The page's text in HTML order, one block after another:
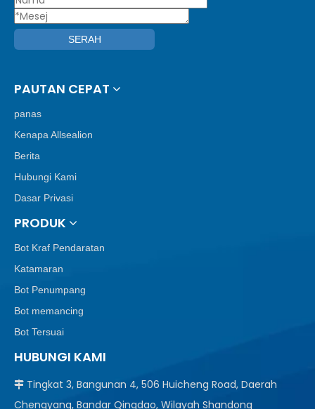
SERAH
PAUTAN CEPAT
panas
Kenapa Allsealion
Berita
Hubungi Kami
Dasar Privasi
PRODUK
Bot Kraf Pendaratan
Katamaran
Bot Penumpang
Bot memancing
Bot Tersuai
HUBUNGI KAMI
 Tingkat 3, Bangunan 4, 506 Huicheng Road, Daerah
Chengyang, Bandar Qingdao, Wilayah Shandong